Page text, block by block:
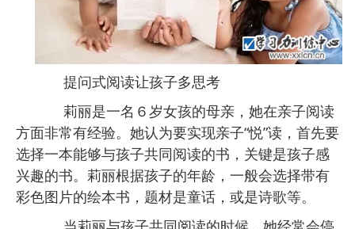
提问式阅读让孩子多思考
莉丽是一名６岁女孩的母亲，她在亲子阅读
方面非常有经验。她认为要实现亲子“悦”读，首先要
选择一本能够与孩子共同阅读的书，关键是孩子感
兴趣的书。莉丽根据孩子的年龄，一般会选择带有
彩色图片的绘本书，题材是童话，或是诗歌等。